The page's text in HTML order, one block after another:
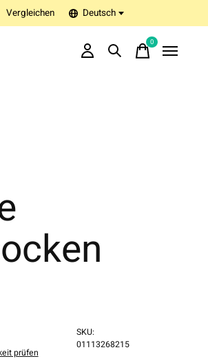
Vergleichen Deutsch
0items
prüfen
SKU:
01113268215